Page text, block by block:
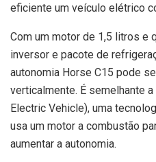
eficiente um veículo elétrico
Com um motor de 1,5 litros e
inversor e pacote de
autonomia Horse C15 pode
verticalmente. É semelhante
Electric Vehicle), uma
usa um motor a combustão
aumentar a autonomia.